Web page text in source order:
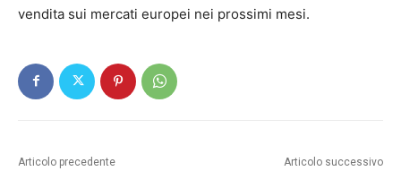
vendita sui mercati europei nei prossimi mesi.
Articolo precedente Articolo successivo